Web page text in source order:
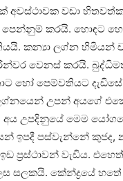
අවස්‌ථාවක වඩා
කරයි. හොඳට
කන්‍යා ලග්න හිමියන්
වෙනස්‌ කරයි.
හෝ පෙම්වතියට
උපන් අයගේ
උපදිනුයේ මෙම
ඉපදී පස්‌වැන්නේ කුජද,
ප්‍රස්‌ථාවන් වැඩිය.
සලකයි. කේන්ද්‍රයේ